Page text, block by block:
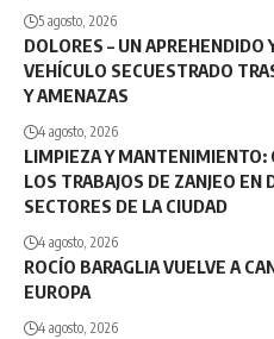
5 agosto, 2026
DOLORES – UN APREHENDIDO
VEHÍCULO SECUESTRADO
Y AMENAZAS
4 agosto, 2026
LIMPIEZA Y MANTENIMIENTO:
LOS TRABAJOS DE ZANJEO EN
SECTORES DE LA CIUDAD
4 agosto, 2026
ROCÍO BARAGLIA VUELVE A
EUROPA
4 agosto, 2026